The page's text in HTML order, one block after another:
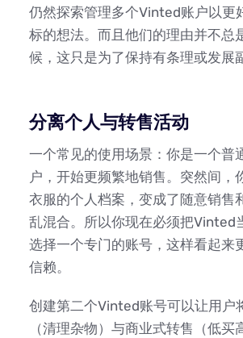
仍然探索管理多个Vinted账户以更
标的想法。而且他们的理由并不总
候，这只是为了保持有条理或发展
分离个人与转售活动
一个常见的使用场景：你是一个普
户，开始更频繁地销售。突然间，
衣服的个人档案，变成了随意销售
乱混合。所以你现在必须把Vinted
选择一个专门的账号，这样看起来
信赖。
创建第二个Vinted账号可以让用户
（清理杂物）与商业式转售（低买